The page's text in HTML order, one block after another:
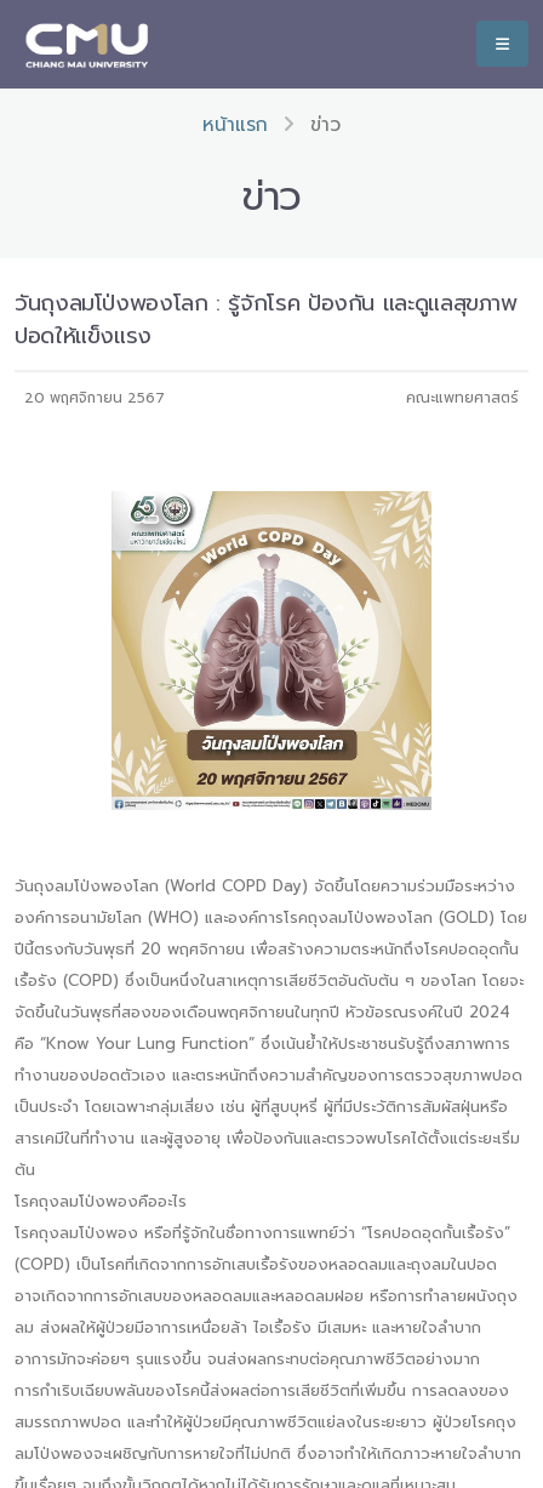
หน้าแรก ข่าว
ข่าว
วันถุงลมโป่งพองโลก : รู้จักโรค ป้องกัน และดูแลสุขภาพ
ปอดให้แข็งแรง
20 พฤศจิกายน 2567 คณะแพทยศาสตร์
วันถุงลมโป่งพองโลก (World COPD Day) จัดขึ้นโดยความร่วมมือระหว่าง
องค์การอนามัยโลก (WHO) และองค์การโรคถุงลมโป่งพองโลก (GOLD) โดย
ปีนี้ตรงกับวันพุธที่ 20 พฤศจิกายน เพื่อสร้างความตระหนักถึงโรคปอดอุดกั้น
เรื้อรัง (COPD) ซึ่งเป็นหนึ่งในสาเหตุการเสียชีวิตอันดับต้น ๆ ของโลก โดยจะ
จัดขึ้นในวันพุธที่สองของเดือนพฤศจิกายนในทุกปี หัวข้อรณรงค์ในปี 2024
คือ “Know Your Lung Function” ซึ่งเน้นย้ำให้ประชาชนรับรู้ถึงสภาพการ
ทำงานของปอดตัวเอง และตระหนักถึงความสำคัญของการตรวจสุขภาพปอด
เป็นประจำ โดยเฉพาะกลุ่มเสี่ยง เช่น ผู้ที่สูบบุหรี่ ผู้ที่มีประวัติการสัมผัสฝุ่นหรือ
สารเคมีในที่ทำงาน และผู้สูงอายุ เพื่อป้องกันและตรวจพบโรคได้ตั้งแต่ระยะเริ่ม
ต้น
โรคถุงลมโป่งพองคืออะไร
โรคถุงลมโป่งพอง หรือที่รู้จักในชื่อทางการแพทย์ว่า “โรคปอดอุดกั้นเรื้อรัง”
(COPD) เป็นโรคที่เกิดจากการอักเสบเรื้อรังของหลอดลมและถุงลมในปอด
อาจเกิดจากการอักเสบของหลอดลมและหลอดลมฝอย หรือการทำลายผนังถุง
ลม ส่งผลให้ผู้ป่วยมีอาการเหนื่อยล้า ไอเรื้อรัง มีเสมหะ และหายใจลำบาก
อาการมักจะค่อยๆ รุนแรงขึ้น จนส่งผลกระทบต่อคุณภาพชีวิตอย่างมาก
การกำเริบเฉียบพลันของโรคนี้ส่งผลต่อการเสียชีวิตที่เพิ่มขึ้น การลดลงของ
สมรรถภาพปอด และทำให้ผู้ป่วยมีคุณภาพชีวิตแย่ลงในระยะยาว ผู้ป่วยโรคถุง
ลมโป่งพองจะเผชิญกับการหายใจที่ไม่ปกติ ซึ่งอาจทำให้เกิดภาวะหายใจลำบาก